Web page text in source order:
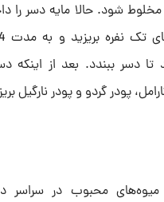
شود. حالا مایه دسر
تا دسر ببندد. بعد از
پودر گردو و پودر نارگیل
میوه‌های محبوب در